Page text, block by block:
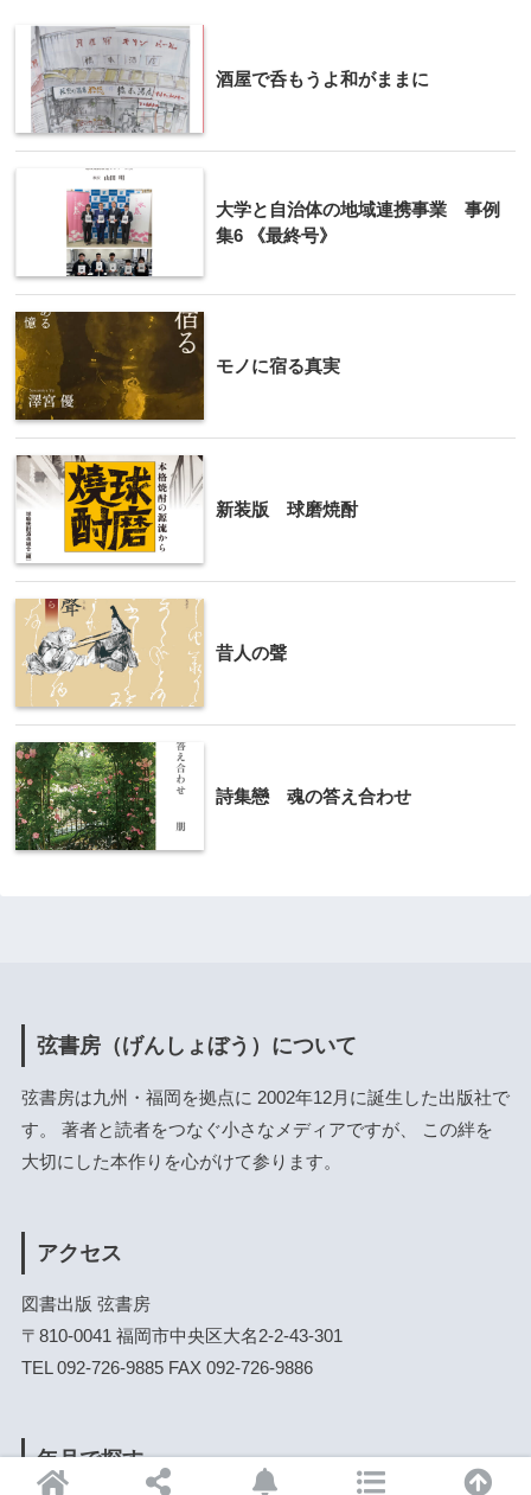
酒屋で呑もうよ和がままに
大学と自治体の地域連携事業 事例
集6 《最終号》
モノに宿る真実
新装版 球磨焼酎
昔人の聲
詩集戀 魂の答え合わせ
弦書房（げんしょぼう）について
弦書房は九州・福岡を拠点に 2002年12月に誕生した出版社で
す。 著者と読者をつなぐ小さなメディアですが、 この絆を
大切にした本作りを心がけて参ります。
アクセス
図書出版 弦書房
〒810-0041 福岡市中央区大名2-2-43-301
TEL 092-726-9885 FAX 092-726-9886
年月で探す